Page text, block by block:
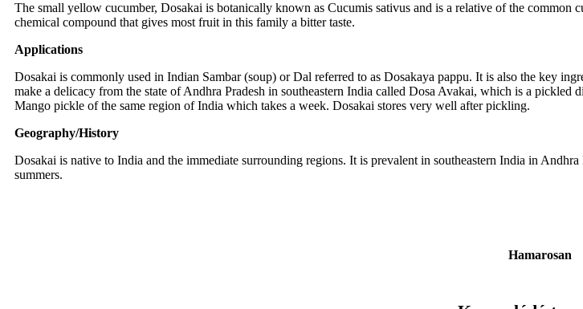
The small yellow cucumber, Dosakai is botanically known as Cucumis sativus and is a relative of the common
chemical compound that gives most fruit in this family a bitter taste.
Applications
Dosakai is commonly used in Indian Sambar (soup) or Dal referred to as Dosakaya pappu. It is also the key
make a delicacy from the state of Andhra Pradesh in southeastern India called Dosa Avakai, which is a
Mango pickle of the same region of India which takes a week. Dosakai stores very well after pickling.
Geography/History
Dosakai is native to India and the immediate surrounding regions. It is prevalent in southeastern India in
summers.
Hamarosan